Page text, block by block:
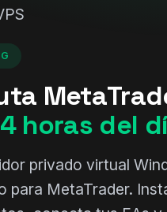
horas del
privado virtual
para MetaTrader.